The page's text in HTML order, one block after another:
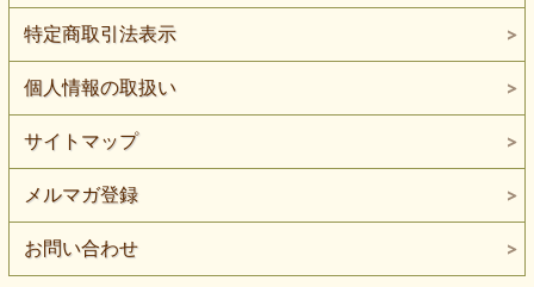
特定商取引法表示
個人情報の取扱い
サイトマップ
メルマガ登録
お問い合わせ